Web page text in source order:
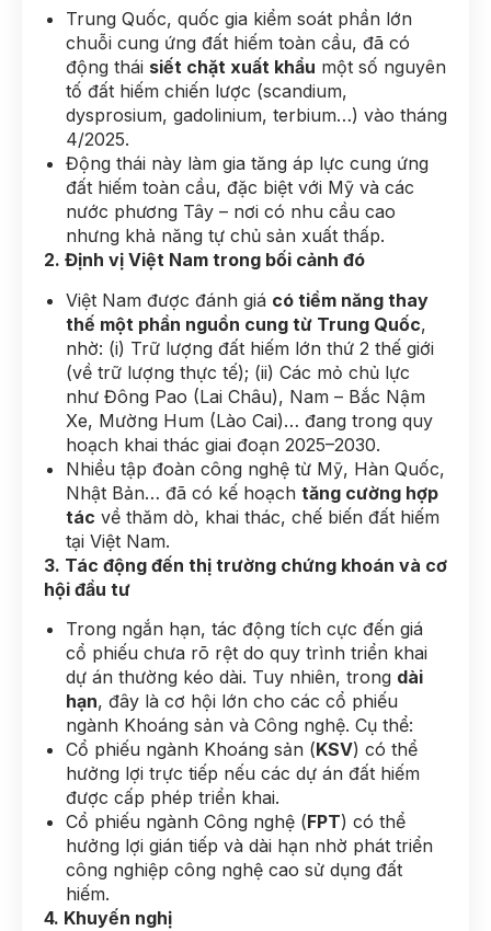
Trung Quốc, quốc gia kiểm soát phần lớn
chuỗi cung ứng đất hiếm toàn cầu, đã có
động thái siết chặt xuất khẩu một số nguyên
tố đất hiếm chiến lược (scandium,
dysprosium, gadolinium, terbium…) vào tháng
4/2025.
Động thái này làm gia tăng áp lực cung ứng
đất hiếm toàn cầu, đặc biệt với Mỹ và các
nước phương Tây – nơi có nhu cầu cao
nhưng khả năng tự chủ sản xuất thấp.
2. Định vị Việt Nam trong bối cảnh đó
Việt Nam được đánh giá có tiềm năng thay
thế một phần nguồn cung từ Trung Quốc,
nhờ: (i) Trữ lượng đất hiếm lớn thứ 2 thế giới
(về trữ lượng thực tế); (ii) Các mỏ chủ lực
như Đông Pao (Lai Châu), Nam – Bắc Nậm
Xe, Mường Hum (Lào Cai)… đang trong quy
hoạch khai thác giai đoạn 2025–2030.
Nhiều tập đoàn công nghệ từ Mỹ, Hàn Quốc,
Nhật Bản… đã có kế hoạch tăng cường hợp
tác về thăm dò, khai thác, chế biến đất hiếm
tại Việt Nam.
3. Tác động đến thị trường chứng khoán và cơ
hội đầu tư
Trong ngắn hạn, tác động tích cực đến giá
cổ phiếu chưa rõ rệt do quy trình triển khai
dự án thường kéo dài. Tuy nhiên, trong dài
hạn, đây là cơ hội lớn cho các cổ phiếu
ngành Khoáng sản và Công nghệ. Cụ thể:
Cổ phiếu ngành Khoáng sản (KSV) có thể
hưởng lợi trực tiếp nếu các dự án đất hiếm
được cấp phép triển khai.
Cổ phiếu ngành Công nghệ (FPT) có thể
hưởng lợi gián tiếp và dài hạn nhờ phát triển
công nghiệp công nghệ cao sử dụng đất
hiếm.
4. Khuyến nghị